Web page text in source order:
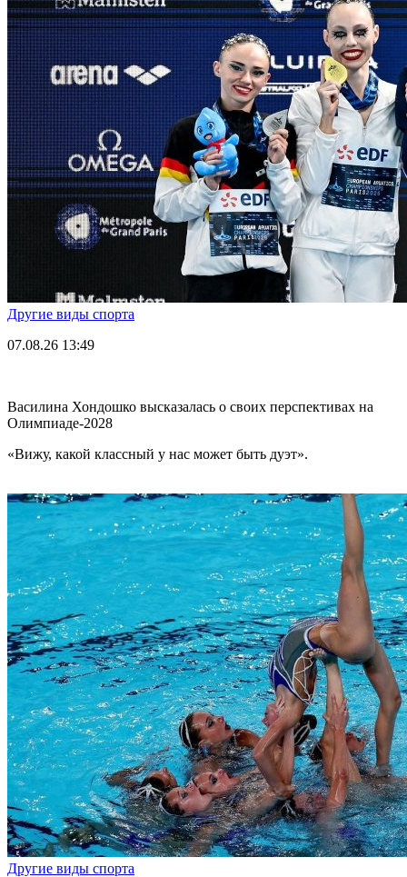
Другие виды спорта
07.08.26 13:49
Василина Хондошко высказалась о своих перспективах на
Олимпиаде-2028
«Вижу, какой классный у нас может быть дуэт».
Другие виды спорта